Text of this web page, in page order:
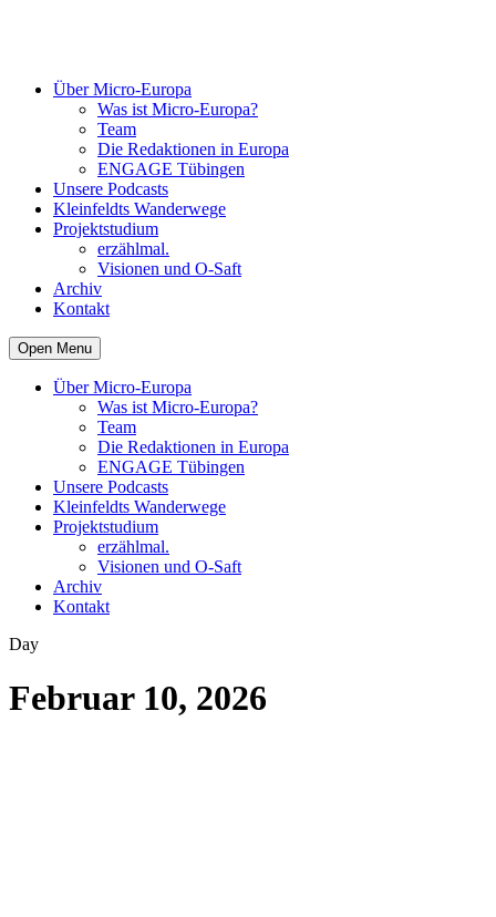
Über Micro-Europa
Was ist Micro-Europa?
Team
Die Redaktionen in Europa
ENGAGE Tübingen
Unsere Podcasts
Kleinfeldts Wanderwege
Projektstudium
erzählmal.
Visionen und O-Saft
Archiv
Kontakt
Open Menu
Über Micro-Europa
Was ist Micro-Europa?
Team
Die Redaktionen in Europa
ENGAGE Tübingen
Unsere Podcasts
Kleinfeldts Wanderwege
Projektstudium
erzählmal.
Visionen und O-Saft
Archiv
Kontakt
Day
Februar 10, 2026